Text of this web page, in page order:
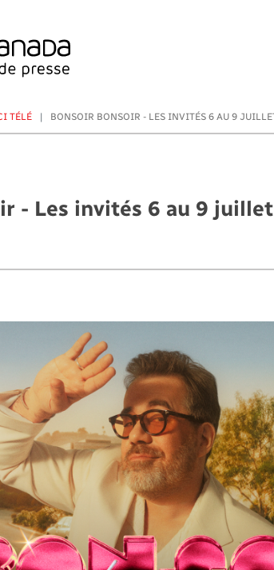
TÉLÉ BONSOIR BONSOIR - LES INVITÉS 6 AU 9
- Les invités 6 au 9